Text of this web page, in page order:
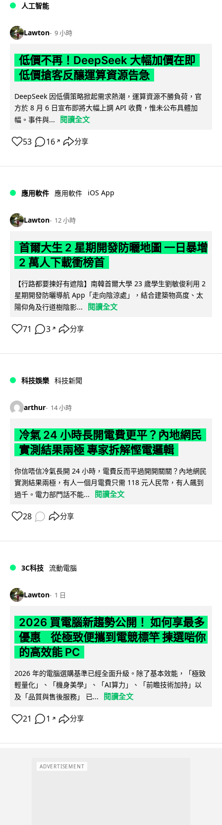
人工智能
Lawton 9 小時
低價不再！DeepSeek 大幅加價在即
低價搶客反釀運算資源告急
DeepSeek 因低價策略掀起需求熱潮，運算資源不勝負荷，官
方於 8 月 6 日宣布即將大幅上調 API 收費，惟未公布具體加
幅。事件與...
閱讀全文
53 16 ↗ 分享
應用軟件 應用軟件 iOS App
Lawton 12 小時
首爾大生 2 星期開發防曬地圖 一日暴增
2 萬人下載衝榜首
【行路都要揀好有遮陰】南韓首爾大學 23 歲學生劉敏俊利用 2
星期開發防曬導航 App「走向陰涼處」，結合建築物高度、太
陽仰角及行道樹陰影...
閱讀全文
71 3 ↗ 分享
科技娛樂 科技新聞
arthur 14 小時
冷氣 24 小時長開電費更平？內地網民
實測結果兩極 專家拆解慳電邏輯
你信唔信冷氣長開 24 小時，電費反而平過開開關關？內地網民
實測結果兩極，有人一個月電費只需 118 元人民幣，有人飆到
過千。電力部門話不能...
閱讀全文
28 分享
3C科技 流動電腦
Lawton 1 日
2026 買電腦新趨勢公開！ 如何享最多
優惠 從極致便攜到電競標竿 揀選啱你
的高效能 PC
2026 年的電腦選購基準已經全面升級。除了基本效能，「極致
輕量化」、「機身美學」、「AI算力」、「前瞻技術加持」以
及「品質與售後服務」 已...
閱讀全文
21 1 ↗ 分享
ADVERTISEMENT